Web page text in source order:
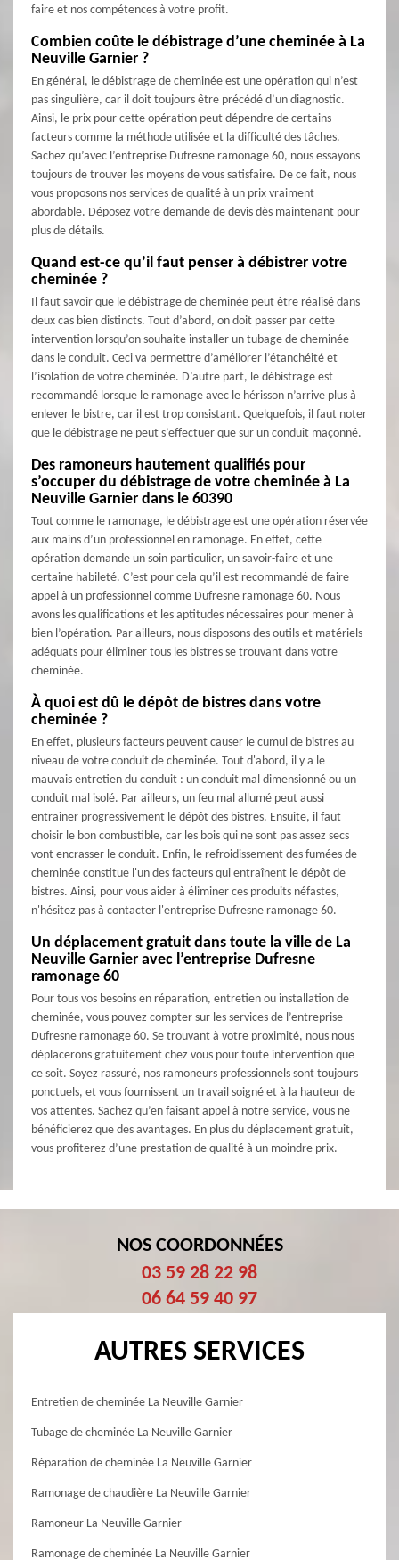
faire et nos compétences à votre profit.
Combien coûte le débistrage d’une cheminée à La
Neuville Garnier ?
En général, le débistrage de cheminée est une opération qui n’est
pas singulière, car il doit toujours être précédé d’un diagnostic.
Ainsi, le prix pour cette opération peut dépendre de certains
facteurs comme la méthode utilisée et la difficulté des tâches.
Sachez qu’avec l’entreprise Dufresne ramonage 60, nous essayons
toujours de trouver les moyens de vous satisfaire. De ce fait, nous
vous proposons nos services de qualité à un prix vraiment
abordable. Déposez votre demande de devis dès maintenant pour
plus de détails.
Quand est-ce qu’il faut penser à débistrer votre
cheminée ?
Il faut savoir que le débistrage de cheminée peut être réalisé dans
deux cas bien distincts. Tout d’abord, on doit passer par cette
intervention lorsqu’on souhaite installer un tubage de cheminée
dans le conduit. Ceci va permettre d’améliorer l’étanchéité et
l’isolation de votre cheminée. D’autre part, le débistrage est
recommandé lorsque le ramonage avec le hérisson n’arrive plus à
enlever le bistre, car il est trop consistant. Quelquefois, il faut noter
que le débistrage ne peut s’effectuer que sur un conduit maçonné.
Des ramoneurs hautement qualifiés pour
s’occuper du débistrage de votre cheminée à La
Neuville Garnier dans le 60390
Tout comme le ramonage, le débistrage est une opération réservée
aux mains d’un professionnel en ramonage. En effet, cette
opération demande un soin particulier, un savoir-faire et une
certaine habileté. C’est pour cela qu’il est recommandé de faire
appel à un professionnel comme Dufresne ramonage 60. Nous
avons les qualifications et les aptitudes nécessaires pour mener à
bien l’opération. Par ailleurs, nous disposons des outils et matériels
adéquats pour éliminer tous les bistres se trouvant dans votre
cheminée.
À quoi est dû le dépôt de bistres dans votre
cheminée ?
En effet, plusieurs facteurs peuvent causer le cumul de bistres au
niveau de votre conduit de cheminée. Tout d'abord, il y a le
mauvais entretien du conduit : un conduit mal dimensionné ou un
conduit mal isolé. Par ailleurs, un feu mal allumé peut aussi
entrainer progressivement le dépôt des bistres. Ensuite, il faut
choisir le bon combustible, car les bois qui ne sont pas assez secs
vont encrasser le conduit. Enfin, le refroidissement des fumées de
cheminée constitue l'un des facteurs qui entraînent le dépôt de
bistres. Ainsi, pour vous aider à éliminer ces produits néfastes,
n'hésitez pas à contacter l'entreprise Dufresne ramonage 60.
Un déplacement gratuit dans toute la ville de La
Neuville Garnier avec l’entreprise Dufresne
ramonage 60
Pour tous vos besoins en réparation, entretien ou installation de
cheminée, vous pouvez compter sur les services de l’entreprise
Dufresne ramonage 60. Se trouvant à votre proximité, nous nous
déplacerons gratuitement chez vous pour toute intervention que
ce soit. Soyez rassuré, nos ramoneurs professionnels sont toujours
ponctuels, et vous fournissent un travail soigné et à la hauteur de
vos attentes. Sachez qu’en faisant appel à notre service, vous ne
bénéficierez que des avantages. En plus du déplacement gratuit,
vous profiterez d’une prestation de qualité à un moindre prix.
NOS COORDONNÉES
03 59 28 22 98
06 64 59 40 97
AUTRES SERVICES
Entretien de cheminée La Neuville Garnier
Tubage de cheminée La Neuville Garnier
Réparation de cheminée La Neuville Garnier
Ramonage de chaudière La Neuville Garnier
Ramoneur La Neuville Garnier
Ramonage de cheminée La Neuville Garnier